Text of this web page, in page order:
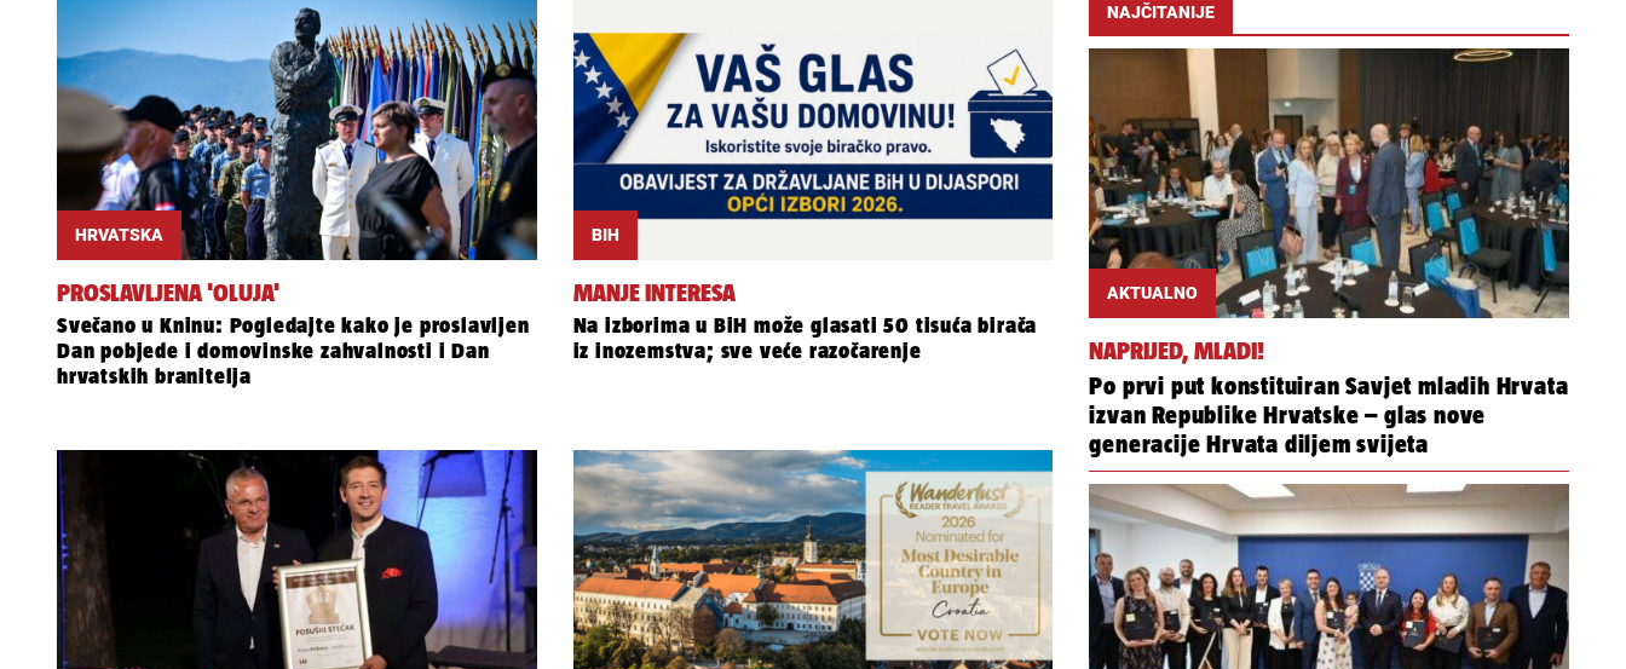
HRVATSKA
PROSLAVLJENA 'OLUJA'
Svečano u Kninu: Pogledajte kako je proslavljen
Dan pobjede i domovinske zahvalnosti i Dan
hrvatskih branitelja
BIH
MANJE INTERESA
Na izborima u BiH može glasati 50 tisuća birača
iz inozemstva; sve veće razočarenje
NAJČITANIJE
AKTUALNO
NAPRIJED, MLADI!
Po prvi put konstituiran Savjet mladih Hrvata
izvan Republike Hrvatske – glas nove
generacije Hrvata diljem svijeta